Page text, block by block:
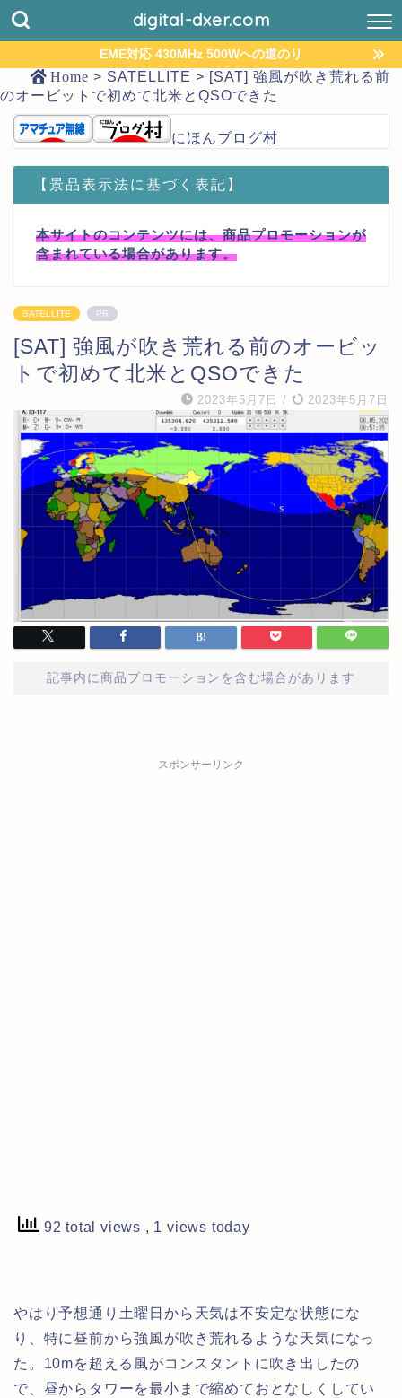
digital-dxer.com
EME対応 430MHz 500Wへの道のり
Home > SATELLITE > [SAT] 強風が吹き荒れる前
のオービットで初めて北米とQSOできた
にほんブログ村
【景品表示法に基づく表記】
本サイトのコンテンツには、商品プロモーションが
含まれている場合があります。
SATELLITE PR
[SAT] 強風が吹き荒れる前のオービッ
トで初めて北米とQSOできた
2023年5月7日 / 2023年5月7日
記事内に商品プロモーションを含む場合があります
スポンサーリンク
92 total views , 1 views today
やはり予想通り土曜日から天気は不安定な状態にな
り、特に昼前から強風が吹き荒れるような天気になっ
た。10mを超える風がコンスタントに吹き出したの
で、昼からタワーを最小まで縮めておとなしくしてい